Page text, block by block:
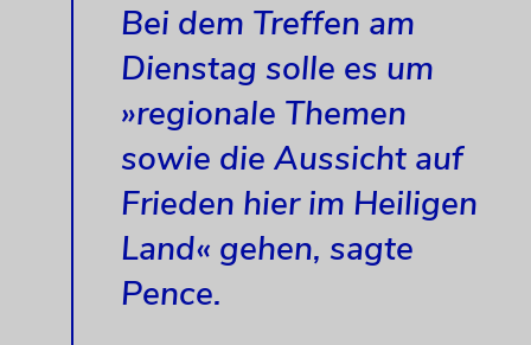
Bei dem Treffen am
Dienstag solle es um
»regionale Themen
sowie die Aussicht auf
Frieden hier im Heiligen
Land« gehen, sagte
Pence.